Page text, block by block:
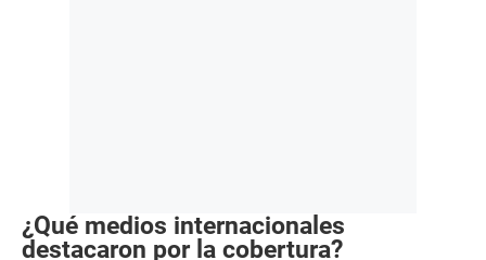
¿Qué medios internacionales
destacaron por la cobertura?